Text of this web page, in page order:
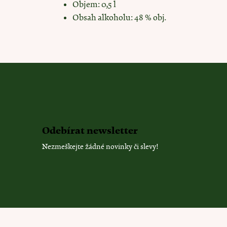
Objem: 0,5 l
Obsah alkoholu: 48 % obj.
Odebírat newsletter
Nezmeškejte žádné novinky či slevy!